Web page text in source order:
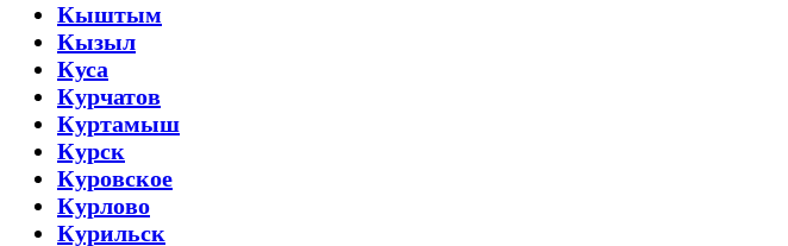
Кыштым
Кызыл
Куса
Курчатов
Куртамыш
Курск
Куровское
Курлово
Курильск